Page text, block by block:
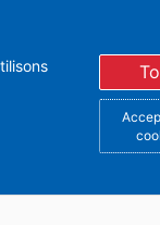
inscrivant à la newsletter,
des mails d’Haribo sur
et pour exercer vos
Politique de